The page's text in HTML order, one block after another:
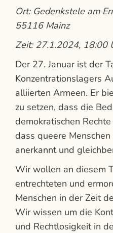
Ort: Gedenkstele am
55116 Mainz
Zeit: 27.1.2024, 18:00
Der 27. Januar ist der
Konzentrationslagers
alliierten Armeen. Er
zu setzen, dass die
demokratischen
dass queere
anerkannt und
Wir wollen an diesem
entrechteten und
Menschen in der Zeit
Wir wissen um die
und Rechtlosigkeit in